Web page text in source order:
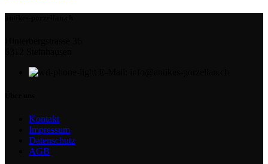
Kontakt
Impressum
Datenschutz
AGB